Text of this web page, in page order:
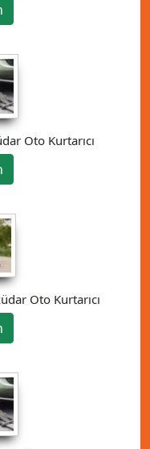
Oto Kurtarıcı
Oto Kurtarıcı